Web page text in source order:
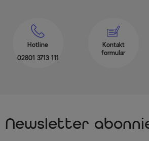
Hotline
02801 3713 111
Kontakt
formular
Newsletter